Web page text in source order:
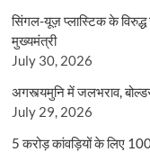
सिंगल-यूज़ प्लास्टिक के विरुद्ध
मुख्यमंत्री
July 30, 2026
अगस्त्यमुनि में जलभराव,
July 29, 2026
5 करोड़ कांवड़ियों के लिए